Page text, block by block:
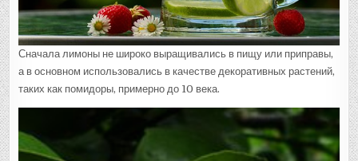
Сначала лимоны не широко выращивались в пищу или приправы,
а в основном использовались в качестве декоративных растений,
таких как помидоры, примерно до 10 века.